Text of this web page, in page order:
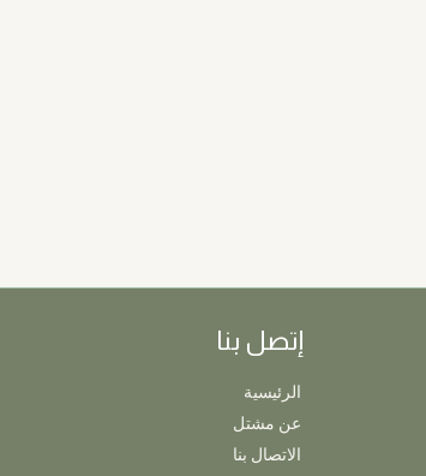
إتصل بنا
الرئيسية
عن مشتل
الاتصال بنا